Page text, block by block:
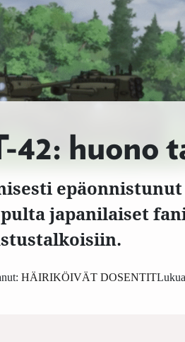
42: huono
epäonnistunut
japanilaiset
HÄIRIKÖIVÄT DOSENTIT